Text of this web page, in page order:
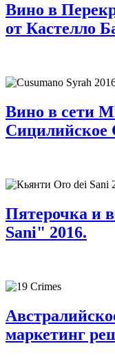
Вино в
от Кастелло
Вино в сети
Сицилийское
Пятерочка и
Sani" 2016.
маркетинг